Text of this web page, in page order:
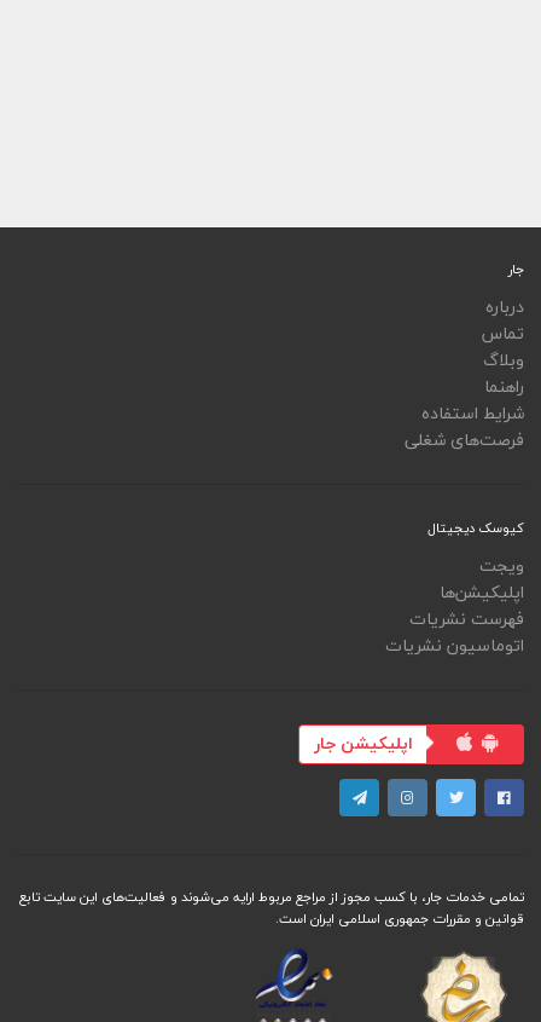
جار
درباره
تماس
وبلاگ
راهنما
شرایط استفاده
فرصت‌های شغلی
کیوسک دیجیتال
ویجت
اپلیکیشن‌ها
فهرست نشریات
اتوماسیون نشریات
اپلیکیشن جار
تمامی خدمات جار، با کسب مجوز از مراجع مربوط ارایه می‌شوند و فعاليت‌های اين سايت تابع
قوانين و مقررات جمهوری اسلامی ايران است.